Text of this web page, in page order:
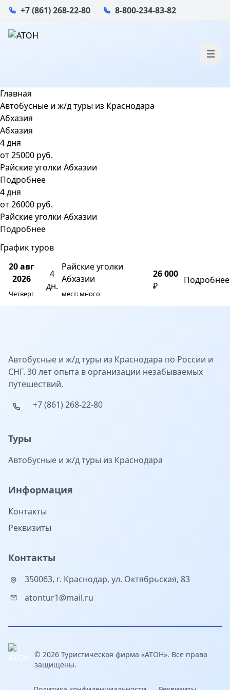
+7 (861) 268-22-80 8-800-234-83-82
Главная
Автобусные и ж/д туры из Краснодара
Абхазия
Абхазия
4 дня
от25000 руб.
Райские уголки Абхазии
Подробнее
4 дня
от26000 руб.
Райские уголки Абхазии
Подробнее
График туров
20 авг
2026
Четверг
4
дн.
Райские уголки
Абхазии
мест: много
26 000
₽
Подробнее
Автобусные и ж/д туры из Краснодара по России и
СНГ. 30 лет опыта в организации незабываемых
путешествий.
+7 (861) 268-22-80
Туры
Автобусные и ж/д туры из Краснодара
Информация
Контакты
Реквизиты
Контакты
350063, г. Краснодар, ул. Октябрьская, 83
atontur1@mail.ru
© 2026 Туристическая фирма «АТОН». Все права
защищены.